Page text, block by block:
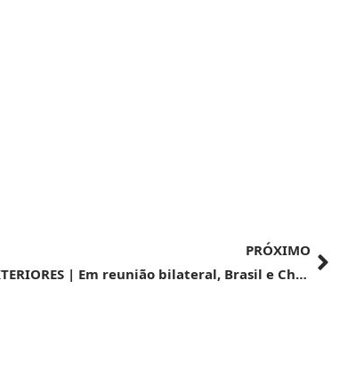
PRÓXIMO
RELAÇÕES EXTERIORES | Em reunião bilateral, Brasil e China discutem sincronia na tecnologia agrícola